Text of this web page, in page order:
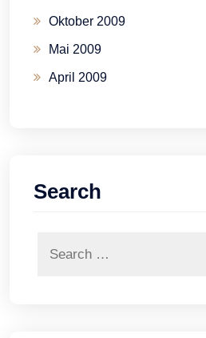
Oktober 2009
Mai 2009
April 2009
Search